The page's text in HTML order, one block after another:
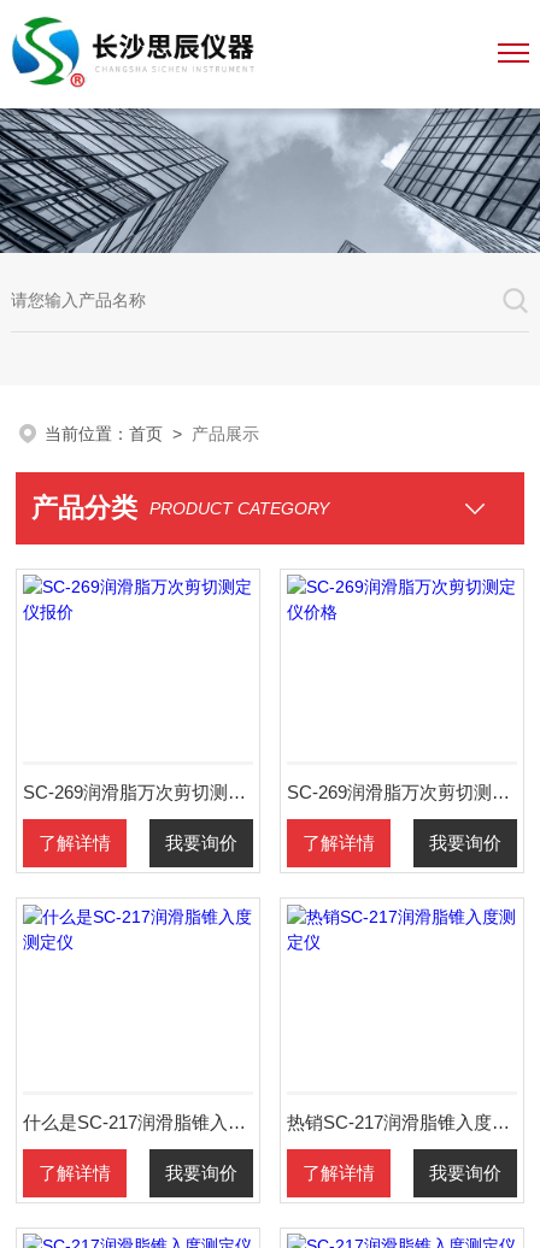
当前位置：首页 > 产品展示
产品分类 PRODUCT CATEGORY
SC-269润滑脂万次剪切测定仪报价
了解详情 我要询价
SC-269润滑脂万次剪切测定仪价格
了解详情 我要询价
什么是SC-217润滑脂锥入度测定仪
了解详情 我要询价
热销SC-217润滑脂锥入度测定仪
了解详情 我要询价